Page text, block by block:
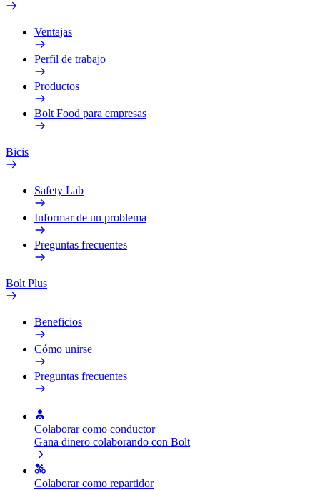
Ventajas
Perfil de trabajo
Productos
Bolt Food para empresas
Bicis
Safety Lab
Informar de un problema
Preguntas frecuentes
Bolt Plus
Beneficios
Cómo unirse
Preguntas frecuentes
Colaborar como conductor
Gana dinero colaborando con Bolt
Colaborar como repartidor